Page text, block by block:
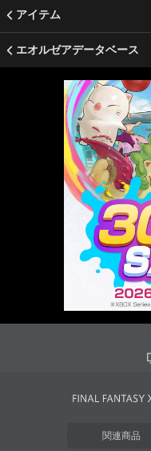
アイテム
エオルゼアデータベース
関連商品